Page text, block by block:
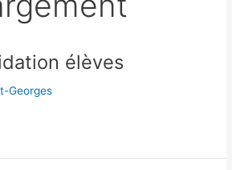
élèves
Georges